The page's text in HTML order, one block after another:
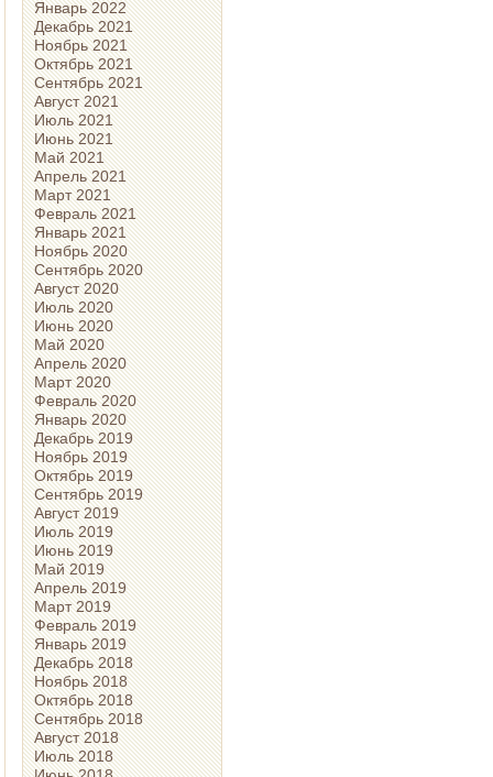
Январь 2022
Декабрь 2021
Ноябрь 2021
Октябрь 2021
Сентябрь 2021
Август 2021
Июль 2021
Июнь 2021
Май 2021
Апрель 2021
Март 2021
Февраль 2021
Январь 2021
Ноябрь 2020
Сентябрь 2020
Август 2020
Июль 2020
Июнь 2020
Май 2020
Апрель 2020
Март 2020
Февраль 2020
Январь 2020
Декабрь 2019
Ноябрь 2019
Октябрь 2019
Сентябрь 2019
Август 2019
Июль 2019
Июнь 2019
Май 2019
Апрель 2019
Март 2019
Февраль 2019
Январь 2019
Декабрь 2018
Ноябрь 2018
Октябрь 2018
Сентябрь 2018
Август 2018
Июль 2018